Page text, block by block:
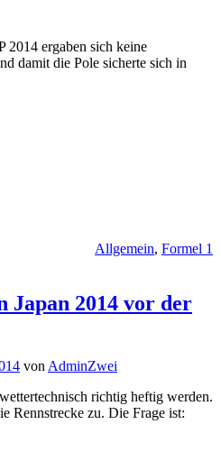
2014 ergaben sich keine
damit die Pole sicherte sich in
Allgemein, Formel 1
Japan 2014 vor der
von AdminZwei
richtig heftig werden.
Rennstrecke zu. Die Frage ist: